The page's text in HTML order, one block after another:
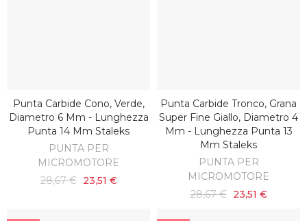
AGGIUNGI AL CARRELLO
Punta Carbide Cono, Verde,
Diametro 6 Mm - Lunghezza
Punta 14 Mm Staleks
PUNTA PER
MICROMOTORE
28,67 € 23,51 €
AGGIUNGI AL CARRELLO
Punta Carbide Tronco, Grana
Super Fine Giallo, Diametro 4
Mm - Lunghezza Punta 13
Mm Staleks
PUNTA PER
MICROMOTORE
28,67 € 23,51 €